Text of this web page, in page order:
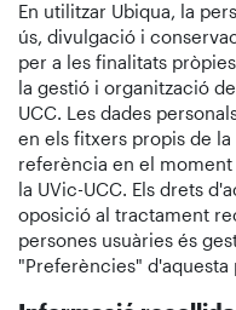
En utilitzar Ubiqua, la
ús, divulgació i
per a les finalitats
la gestió i organització
UCC. Les dades
en els fitxers propis de la
referència en el
la UVic-UCC. Els drets
oposició al tractament
persones usuàries és
"Preferències" d'aquesta